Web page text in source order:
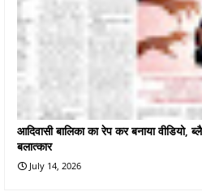
आदिवासी बालिका का रेप कर बनाया वीडियो,
बलात्कार
July 14, 2026